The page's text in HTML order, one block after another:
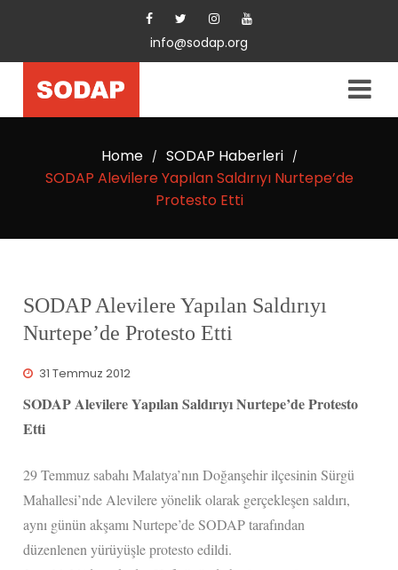
info@sodap.org
Home / SODAP Haberleri /
SODAP Alevilere Yapılan Saldırıyı Nurtepe’de
Protesto Etti
SODAP Alevilere Yapılan Saldırıyı
Nurtepe’de Protesto Etti
31 Temmuz 2012
SODAP Alevilere Yapılan Saldırıyı Nurtepe’de Protesto
Etti
29 Temmuz sabahı Malatya’nın Doğanşehir ilçesinin Sürgü
Mahallesi’nde Alevilere yönelik olarak gerçekleşen saldırı,
aynı günün akşamı Nurtepe’de SODAP tarafından
düzenlenen yürüyüşle protesto edildi.